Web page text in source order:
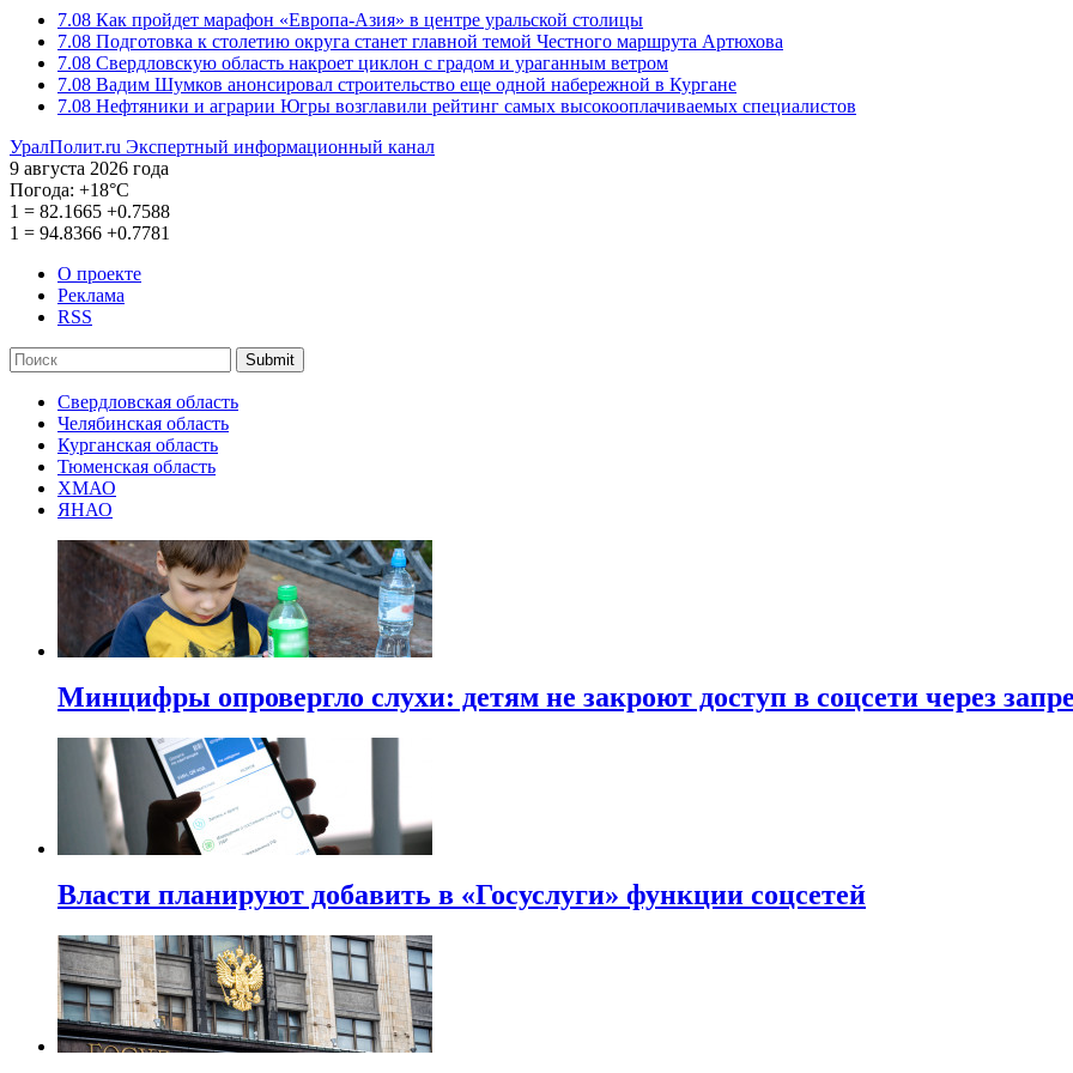
7.08 Как пройдет марафон «Европа-Азия» в центре уральской столицы
7.08 Подготовка к столетию округа станет главной темой Честного маршрута Артюхова
7.08 Свердловскую область накроет циклон с градом и ураганным ветром
7.08 Вадим Шумков анонсировал строительство еще одной набережной в Кургане
7.08 Нефтяники и аграрии Югры возглавили рейтинг самых высокооплачиваемых специалистов
УралПолит.ru Экспертный информационный канал
9 августа 2026 года
Погода: +18°С
1 = 82.1665 +0.7588
1 = 94.8366 +0.7781
О проекте
Реклама
RSS
Submit
Свердловская область
Челябинская область
Курганская область
Тюменская область
ХМАО
ЯНАО
Минцифры опровергло слухи: детям не закроют доступ в соцсети через
Власти планируют добавить в «Госуслуги» функции соцсетей